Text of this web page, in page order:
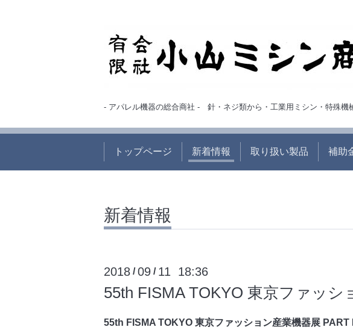
- アパレル機器の総合商社 - 針・ネジ類から・工業用ミシン・特殊機
トップページ 新着情報 取り扱い製品 補助
新着情報
2018 /09 / 11 18:36
55th FISMA TOKYO 東京ファッシ
55th FISMA TOKYO 東京ファッション産業機器展 PART